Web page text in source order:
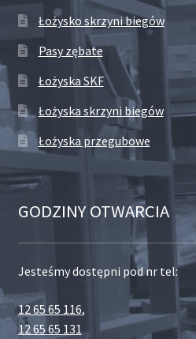
Łożysko skrzyni biegów
Pasy zębate
Łożyska SKF
Łożyska skrzyni biegów
Łożyska przegubowe
GODZINY OTWARCIA
Jesteśmy dostępni pod nr tel:
12 65 65 116,
12 65 65 131